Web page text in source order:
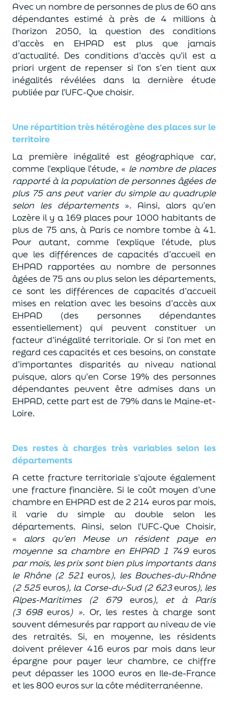
Avec un nombre de personnes de plus de 60 ans
dépendantes estimé à près de 4 millions à
l’horizon 2050, la question des conditions
d’accès en EHPAD est plus que jamais
d’actualité. Des conditions d’accès qu’il est a
priori urgent de repenser si l’on s’en tient aux
inégalités révélées dans la dernière étude
publiée par l’UFC-Que choisir.
Une répartition très hétérogène des places sur le
territoire
La première inégalité est géographique car,
comme l’explique l’étude, « le nombre de places
rapporté à la population de personnes âgées de
plus 75 ans peut varier du simple au quadruple
selon les départements ». Ainsi, alors qu’en
Lozère il y a 169 places pour 1000 habitants de
plus de 75 ans, à Paris ce nombre tombe à 41.
Pour autant, comme l’explique l’étude, plus
que les différences de capacités d’accueil en
EHPAD rapportées au nombre de personnes
âgées de 75 ans ou plus selon les départements,
ce sont les différences de capacités d’accueil
mises en relation avec les besoins d’accès aux
EHPAD (des personnes dépendantes
essentiellement) qui peuvent constituer un
facteur d’inégalité territoriale. Or si l’on met en
regard ces capacités et ces besoins, on constate
d’importantes disparités au niveau national
puisque, alors qu’en Corse 19% des personnes
dépendantes peuvent être admises dans un
EHPAD, cette part est de 79% dans le Maine-et-
Loire.
Des restes à charges très variables selon les
départements
A cette fracture territoriale s’ajoute également
une fracture financière. Si le coût moyen d’une
chambre en EHPAD est de 2 214 euros par mois,
il varie du simple au double selon les
départements. Ainsi, selon l’UFC-Que Choisir,
« alors qu’en Meuse un résident paye en
moyenne sa chambre en EHPAD 1 749 euros
par mois, les prix sont bien plus importants dans
le Rhône (2 521 euros), les Bouches-du-Rhône
(2 525euros), la Corse-du-Sud (2 623euros), les
Alpes-Maritimes (2 679 euros), et à Paris
(3 698euros) ». Or, les restes à charge sont
souvent démesurés par rapport au niveau de vie
des retraités. Si, en moyenne, les résidents
doivent prélever 416 euros par mois dans leur
épargne pour payer leur chambre, ce chiffre
peut dépasser les 1000 euros en Ile-de-France
et les 800 euros sur la côte méditerranéenne.